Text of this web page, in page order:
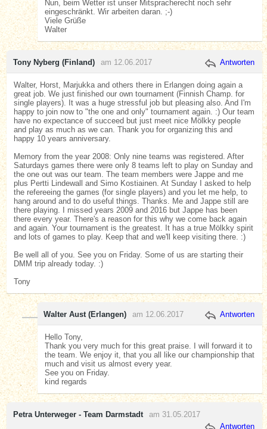
Nun, beim Wetter ist unser Mitspracherecht noch sehr
eingeschränkt. Wir arbeiten daran. ;-)
Viele Grüße
Walter
Tony Nyberg (Finland) am 12.06.2017 Antworten
Walter, Horst, Marjukka and others there in Erlangen doing again a
great job. We just finished our own tournament (Finnish Champ. for
single players). It was a huge stressful job but pleasing also. And I'm
happy to join now to "the one and only" tournament again. :) Our team
have no expectance of succeed but just meet nice Mölkky people
and play as much as we can. Thank you for organizing this and
happy 10 years anniversary.
Memory from the year 2008: Only nine teams was registered. After
Saturdays games there were only 8 teams left to play on Sunday and
the one out was our team. The team members were Jappe and me
plus Pertti Lindewall and Simo Kostiainen. At Sunday I asked to help
the refereeing the games (for single players) and you let me help, to
hang around and to do useful things. Thanks. Me and Jappe still are
there playing. I missed years 2009 and 2016 but Jappe has been
there every year. There's a reason for this why we come back again
and again. Your tournament is the greatest. It has a true Mölkky spirit
and lots of games to play. Keep that and we'll keep visiting there. :)
Be well all of you. See you on Friday. Some of us are starting their
DMM trip already today. :)
Tony
Walter Aust (Erlangen) am 12.06.2017 Antworten
Hello Tony,
Thank you very much for this great praise. I will forward it to
the team. We enjoy it, that you all like our championship that
much and visit us almost every year.
See you on Friday.
kind regards
Petra Unterweger - Team Darmstadt
am 31.05.2017
Antworten